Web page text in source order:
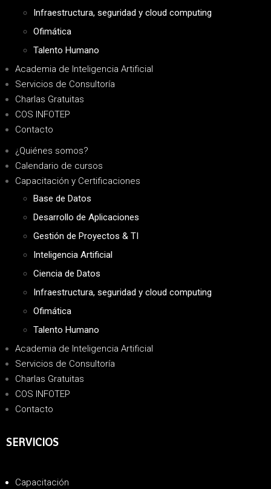
Infraestructura, seguridad y cloud computing
Ofimática
Talento Humano
Academia de Inteligencia Artificial
Servicios de Consultoría
Charlas Gratuitas
COS INFOTEP
Contacto
¿Quiénes somos?
Calendario de cursos
Capacitación y Certificaciones
Base de Datos
Desarrollo de Aplicaciones
Gestión de Proyectos & TI
Inteligencia Artificial
Ciencia de Datos
Infraestructura, seguridad y cloud computing
Ofimática
Talento Humano
Academia de Inteligencia Artificial
Servicios de Consultoría
Charlas Gratuitas
COS INFOTEP
Contacto
SERVICIOS
Capacitación